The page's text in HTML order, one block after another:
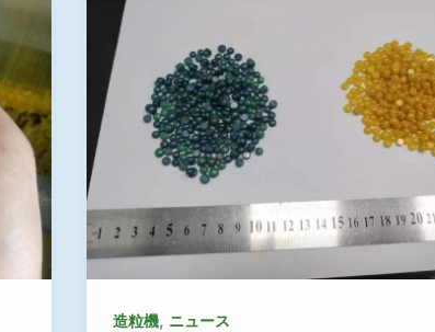
造粒機, ニュース